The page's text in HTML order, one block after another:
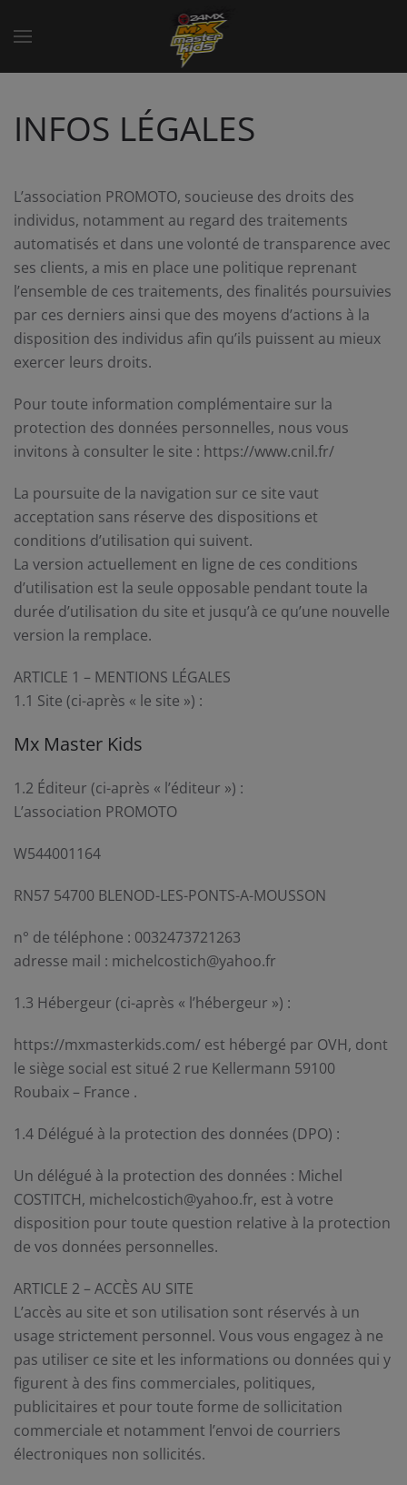
INFOS LÉGALES
L’association PROMOTO, soucieuse des droits des
individus, notamment au regard des traitements
automatisés et dans une volonté de transparence avec
ses clients, a mis en place une politique reprenant
l’ensemble de ces traitements, des finalités poursuivies
par ces derniers ainsi que des moyens d’actions à la
disposition des individus afin qu’ils puissent au mieux
exercer leurs droits.
Pour toute information complémentaire sur la
protection des données personnelles, nous vous
invitons à consulter le site : https://www.cnil.fr/
La poursuite de la navigation sur ce site vaut
acceptation sans réserve des dispositions et
conditions d’utilisation qui suivent.
La version actuellement en ligne de ces conditions
d’utilisation est la seule opposable pendant toute la
durée d’utilisation du site et jusqu’à ce qu’une nouvelle
version la remplace.
ARTICLE 1 – MENTIONS LÉGALES
1.1 Site (ci-après « le site ») :
Mx Master Kids
1.2 Éditeur (ci-après « l’éditeur ») :
L’association PROMOTO
W544001164
RN57 54700 BLENOD-LES-PONTS-A-MOUSSON
n° de téléphone : 0032473721263
adresse mail : michelcostich@yahoo.fr
1.3 Hébergeur (ci-après « l’hébergeur ») :
https://mxmasterkids.com/ est hébergé par OVH, dont
le siège social est situé 2 rue Kellermann 59100
Roubaix – France .
1.4 Délégué à la protection des données (DPO) :
Un délégué à la protection des données : Michel
COSTITCH, michelcostich@yahoo.fr, est à votre
disposition pour toute question relative à la protection
de vos données personnelles.
ARTICLE 2 – ACCÈS AU SITE
L’accès au site et son utilisation sont réservés à un
usage strictement personnel. Vous vous engagez à ne
pas utiliser ce site et les informations ou données qui y
figurent à des fins commerciales, politiques,
publicitaires et pour toute forme de sollicitation
commerciale et notamment l’envoi de courriers
électroniques non sollicités.